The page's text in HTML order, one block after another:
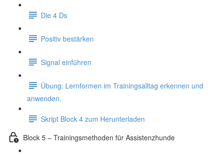
Die 4 Ds
Positiv bestärken
Signal einführen
Übung: Lernformen im Trainingsalltag erkennen und
anwenden.
Skript Block 4 zum Herunterladen
Block 5 – Trainingsmethoden für Assistenzhunde